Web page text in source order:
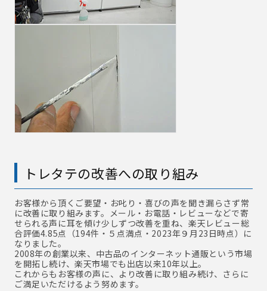
トレタテの改善への取り組み
お客様から頂くご要望・お叱り・喜びの声を聞き漏らさず常
に改善に取り組みます。メール・お電話・レビューなどで寄
せられる声に耳を傾け少しずつ改善を重ね、楽天レビュー総
合評価4.85点（194件・５点満点・2023年９月23日時点）に
なりました。
2008年の創業以来、中古品のインターネット通販という市場
を開拓し続け、楽天市場でも出店以来10年以上。
これからもお客様の声に、より改善に取り組み続け、さらに
ご満足いただけるよう努めます。